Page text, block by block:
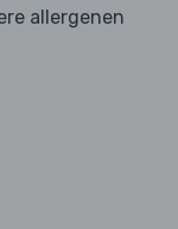
allergenen